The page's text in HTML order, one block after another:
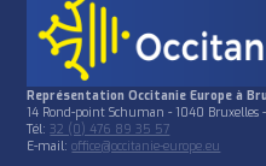
Représentation Occitanie Europe à
14 Rond-point Schuman - 1040 Bruxelles
Tél:32 (0) 476 89 35 57
E-mail:office@occitanie-europe.eu